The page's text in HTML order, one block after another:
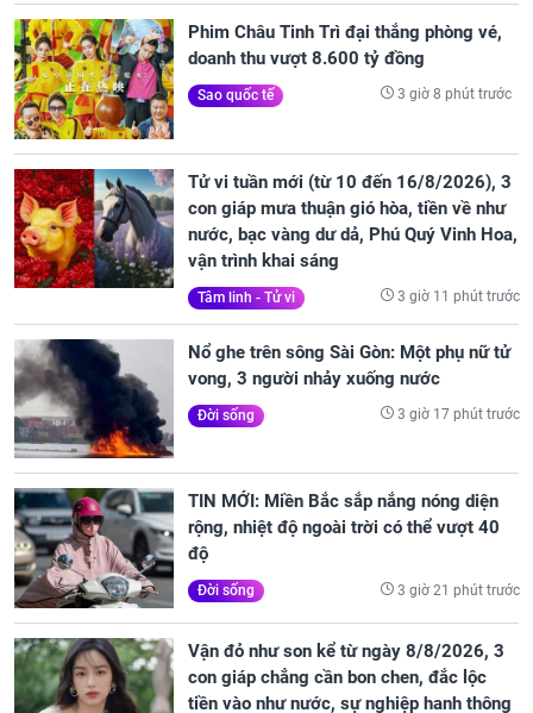
Phim Châu Tinh Trì đại thắng phòng vé,
doanh thu vượt 8.600 tỷ đồng
Sao quốc tế 3 giờ 8 phút trước
Tử vi tuần mới (từ 10 đến 16/8/2026), 3
con giáp mưa thuận gió hòa, tiền về như
nước, bạc vàng dư dả, Phú Quý Vinh Hoa,
vận trình khai sáng
Tâm linh - Tử vi 3 giờ 11 phút trước
Nổ ghe trên sông Sài Gòn: Một phụ nữ tử
vong, 3 người nhảy xuống nước
Đời sống 3 giờ 17 phút trước
TIN MỚI: Miền Bắc sắp nắng nóng diện
rộng, nhiệt độ ngoài trời có thể vượt 40
độ
Đời sống 3 giờ 21 phút trước
Vận đỏ như son kể từ ngày 8/8/2026, 3
con giáp chẳng cần bon chen, đắc lộc
tiền vào như nước, sự nghiệp hanh thông